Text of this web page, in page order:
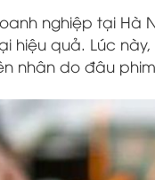
nghiệp tại Hà
hiệu quả. Lúc
nhân do đâu